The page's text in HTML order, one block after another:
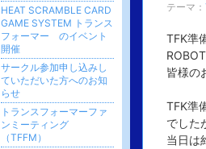
テーマ：
TFK準
皆様の
TFK準
でした
当日は
HEAT SCRAMBLE CARD
GAME SYSTEM トランス
フォーマー のイベント
開催
サークル参加申し込みし
ていただいた方へのお知
らせ
トランスフォーマーファ
ンミーティング
（TFFM）